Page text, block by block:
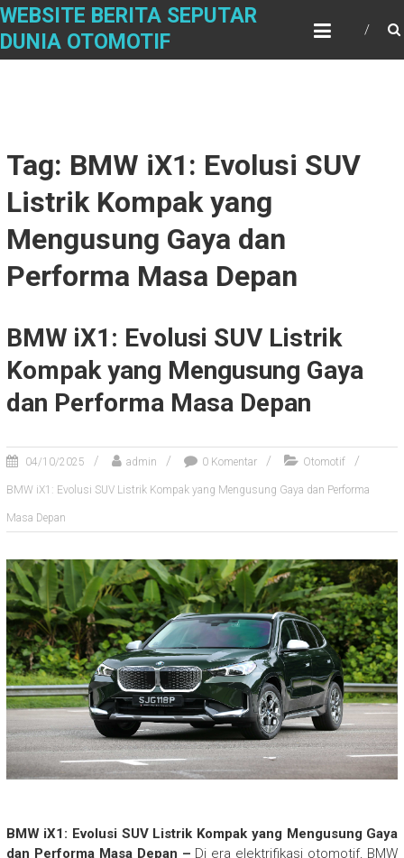
Skip
content
WEBSITE BERITA SEPUTAR
DUNIA OTOMOTIF
Tag: BMW iX1: Evolusi SUV
Listrik Kompak yang
Mengusung Gaya dan
Performa Masa Depan
BMW iX1: Evolusi SUV Listrik
Kompak yang Mengusung Gaya
dan Performa Masa Depan
04/10/2025 admin 0 Komentar Otomotif
BMW iX1: Evolusi SUV Listrik Kompak yang Mengusung Gaya dan Performa
Masa Depan
BMW iX1: Evolusi SUV Listrik Kompak yang Mengusung Gaya
dan Performa Masa Depan – Di era elektrifikasi otomotif, BMW